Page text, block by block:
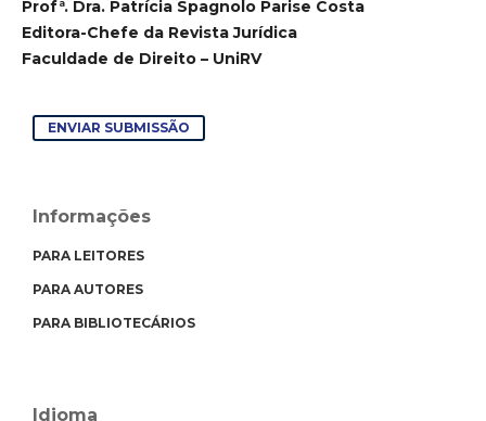
Profª. Dra. Patrícia Spagnolo Parise Costa
Editora-Chefe da Revista Jurídica
Faculdade de Direito – UniRV
ENVIAR SUBMISSÃO
Informações
PARA LEITORES
PARA AUTORES
PARA BIBLIOTECÁRIOS
Idioma